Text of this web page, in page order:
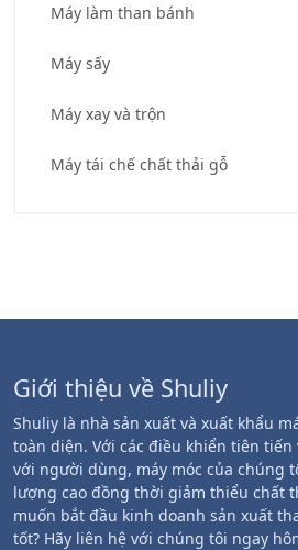
Máy làm than bánh
Máy sấy
Máy xay và trộn
Máy tái chế chất thải gỗ
Giới thiệu về Shuliy
Shuliy là nhà sản xuất và xuất khẩu
toàn diện. Với các điều khiển tiên
với người dùng, máy móc của chúng
lượng cao đồng thời giảm thiểu chất
muốn bắt đầu kinh doanh sản xuất
tốt? Hãy liên hệ với chúng tôi ngay